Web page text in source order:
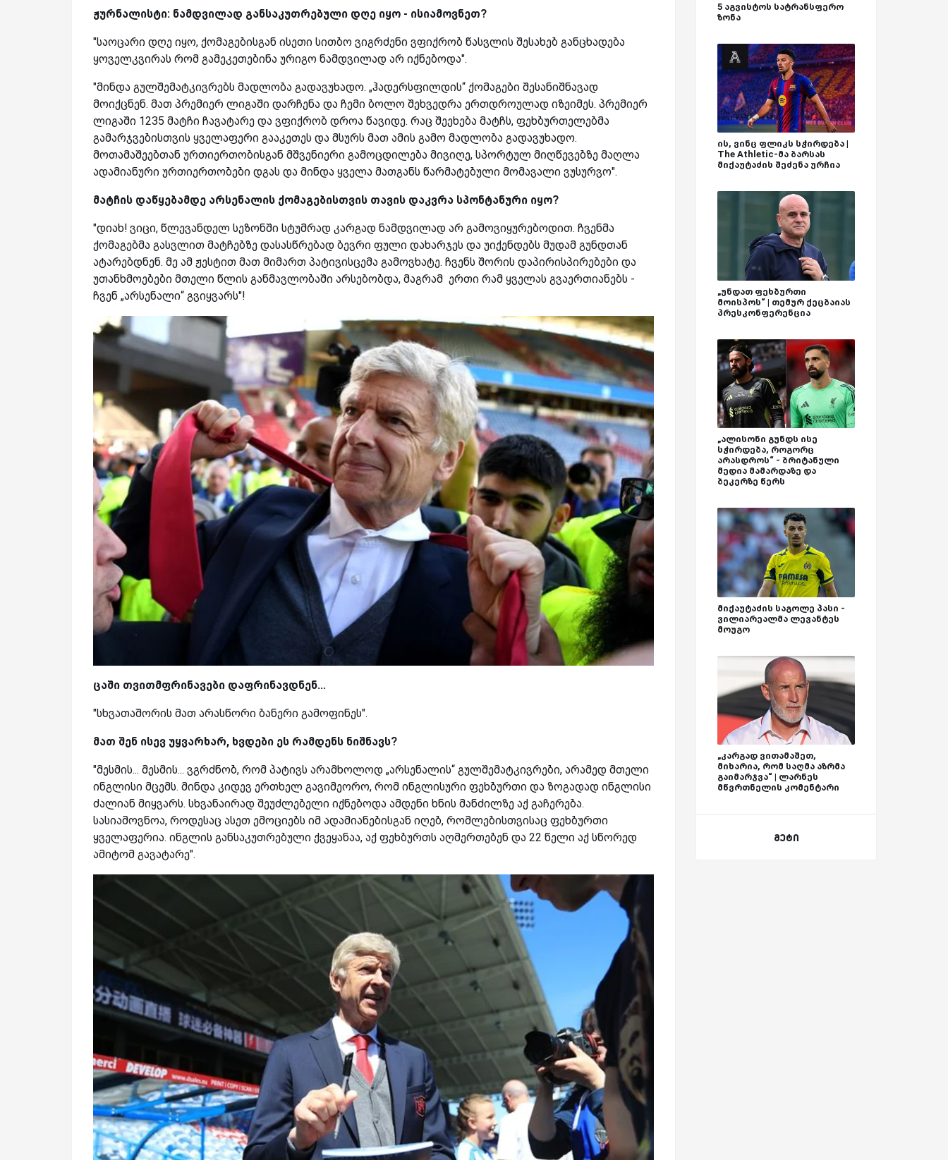
ჟურნალისტი: ნამდვილად განსაკუთრებული დღე იყო - ისიამოვნეთ?
"საოცარი დღე იყო, ქომაგებისგან ისეთი სითბო ვიგრძენი ვფიქრობ წასვლის შესახებ განცხადება
ყოველკვირას რომ გამეკეთებინა ურიგო ნამდვილად არ იქნებოდა".
"მინდა გულშემატკივრებს მადლობა გადავუხადო. „ჰადერსფილდის“ ქომაგები შესანიშნავად
მოიქცნენ. მათ პრემიერ ლიგაში დარჩენა და ჩემი ბოლო შეხვედრა ერთდროულად იზეიმეს. პრემიერ
ლიგაში 1235 მატჩი ჩავატარე და ვფიქრობ დროა წავიდე. რაც შეეხება მატჩს, ფეხბურთელებმა
გამარჯვებისთვის ყველაფერი გააკეთეს და მსურს მათ ამის გამო მადლობა გადავუხადო.
მოთამაშეებთან ურთიერთობისგან მშვენიერი გამოცდილება მივიღე, სპორტულ მიღწევებზე მაღლა
ადამიანური ურთიერთობები დგას და მინდა ყველა მათგანს წარმატებული მომავალი ვუსურვო".
მატჩის დაწყებამდე არსენალის ქომაგებისთვის თავის დაკვრა სპონტანური იყო?
"დიახ! ვიცი, წლევანდელ სეზონში სტუმრად კარგად ნამდვილად არ გამოვიყურებოდით. ჩვენმა
ქომაგებმა გასვლით მატჩებზე დასასწრებად ბევრი ფული დახარჯეს და უიქენდებს მუდამ გუნდთან
ატარებდნენ. მე ამ ჟესტით მათ მიმართ პატივისცემა გამოვხატე. ჩვენს შორის დაპირისპირებები და
უთანხმოებები მთელი წლის განმავლობაში არსებობდა, მაგრამ ერთი რამ ყველას გვაერთიანებს -
ჩვენ „არსენალი“ გვიყვარს"!
ცაში თვითმფრინავები დაფრინავდნენ...
"სხვათაშორის მათ არასწორი ბანერი გამოფინეს".
მათ შენ ისევ უყვარხარ, ხვდები ეს რამდენს ნიშნავს?
"მესმის... მესმის... ვგრძნობ, რომ პატივს არამხოლოდ „არსენალის“ გულშემატკივრები, არამედ მთელი
ინგლისი მცემს. მინდა კიდევ ერთხელ გავიმეორო, რომ ინგლისური ფეხბურთი და ზოგადად ინგლისი
ძალიან მიყვარს. სხვანაირად შეუძლებელი იქნებოდა ამდენი ხნის მანძილზე აქ გაჩერება.
სასიამოვნოა, როდესაც ასეთ ემოციებს იმ ადამიანებისგან იღებ, რომლებისთვისაც ფეხბურთი
ყველაფერია. ინგლის განსაკუთრებული ქვეყანაა, აქ ფეხბურთს აღმერთებენ და 22 წელი აქ სწორედ
ამიტომ გავატარე".
5 აგვისტოს სატრანსფერო
ზონა
ის, ვინც ფლიკს სჭირდება |
The Athletic-მა ბარსას
მიქაუტაძის შეძენა ურჩია
„უნდათ ფეხბურთი
მოისპოს“ | თემურ ქეცბაიას
პრესკონფერენცია
„ალისონი გუნდს ისე
სჭირდება, როგორც
არასდროს“ - ბრიტანული
მედია მამარდაზე და
ბეკერზე წერს
მიქაუტაძის საგოლე პასი -
ვილიარეალმა ლევანტეს
მოუგო
„კარგად ვითამაშეთ,
მიხარია, რომ საღმა აზრმა
გაიმარჯვა“ | ლარნეს
მწვრთნელის კომენტარი
მეტი